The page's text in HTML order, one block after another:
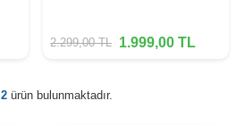
2.299,00TL 1.999,00 TL
2ürün bulunmaktadır.